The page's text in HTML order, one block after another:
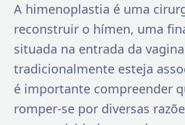
A himenoplastia é uma
reconstruir o hímen, uma
situada na entrada da
tradicionalmente esteja
é importante compreender
romper-se por diversas